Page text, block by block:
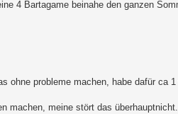
4 Bartagame beinahe den ganzen
probleme machen, habe dafür ca 1
machen, meine stört das überhauptnicht.